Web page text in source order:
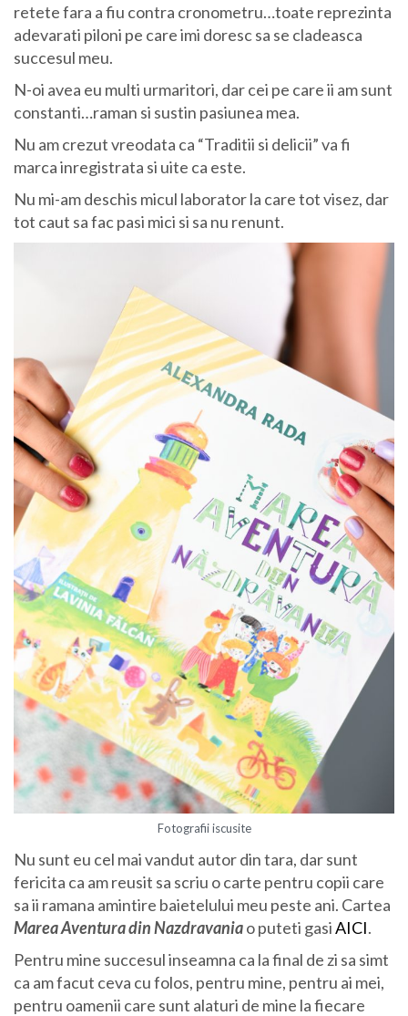
retete fara a fiu contra cronometru…toate reprezinta
adevarati piloni pe care imi doresc sa se cladeasca
succesul meu.
N-oi avea eu multi urmaritori, dar cei pe care ii am sunt
constanti…raman si sustin pasiunea mea.
Nu am crezut vreodata ca “Traditii si delicii” va fi
marca inregistrata si uite ca este.
Nu mi-am deschis micul laborator la care tot visez, dar
tot caut sa fac pasi mici si sa nu renunt.
Fotografii iscusite
Nu sunt eu cel mai vandut autor din tara, dar sunt
fericita ca am reusit sa scriu o carte pentru copii care
sa ii ramana amintire baietelului meu peste ani. Cartea
Marea Aventura din Nazdravaniao puteti gasiAICI.
Pentru mine succesul inseamna ca la final de zi sa simt
ca am facut ceva cu folos, pentru mine, pentru ai mei,
pentru oamenii care sunt alaturi de mine la fiecare